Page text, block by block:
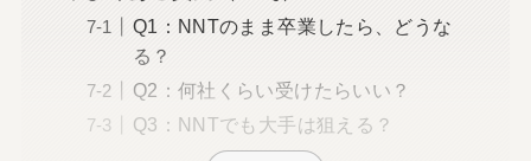
Q1：NNTのまま卒業したら、どうな
る？
Q2：何社くらい受けたらいい？
Q3：NNTでも大手は狙える？